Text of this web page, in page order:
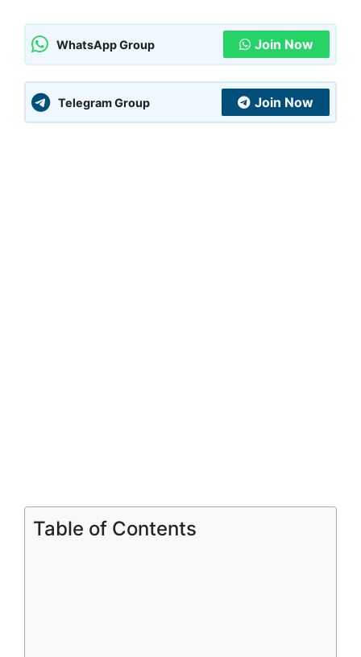
WhatsApp Group Join Now
Telegram Group Join Now
Table of Contents